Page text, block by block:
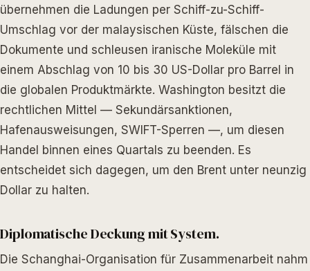
übernehmen die Ladungen per Schiff-zu-Schiff-
Umschlag vor der malaysischen Küste, fälschen die
Dokumente und schleusen iranische Moleküle mit
einem Abschlag von 10 bis 30 US-Dollar pro Barrel in
die globalen Produktmärkte. Washington besitzt die
rechtlichen Mittel — Sekundärsanktionen,
Hafenausweisungen, SWIFT-Sperren —, um diesen
Handel binnen eines Quartals zu beenden. Es
entscheidet sich dagegen, um den Brent unter neunzig
Dollar zu halten.
Diplomatische Deckung mit System.
Die Schanghai-Organisation für Zusammenarbeit nahm